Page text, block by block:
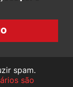
spam.
são